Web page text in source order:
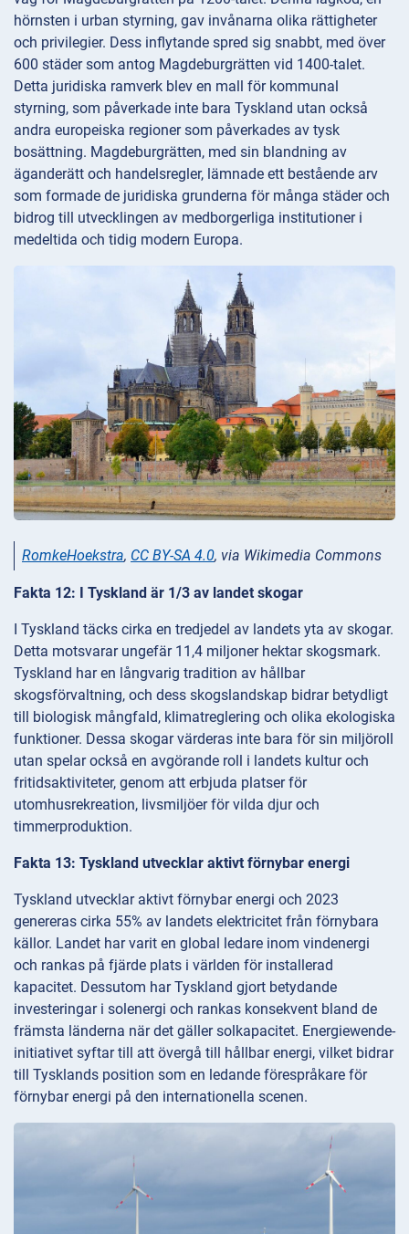
hörnsten i urban styrning, gav invånarna olika rättigheter
och privilegier. Dess inflytande spred sig snabbt, med över
600 städer som antog Magdeburgrätten vid 1400-talet.
Detta juridiska ramverk blev en mall för kommunal
styrning, som påverkade inte bara Tyskland utan också
andra europeiska regioner som påverkades av tysk
bosättning. Magdeburgrätten, med sin blandning av
äganderätt och handelsregler, lämnade ett bestående arv
som formade de juridiska grunderna för många städer och
bidrog till utvecklingen av medborgerliga institutioner i
medeltida och tidig modern Europa.
RomkeHoekstra, CC BY-SA 4.0, via Wikimedia Commons
Fakta 12: I Tyskland är 1/3 av landet skogar
I Tyskland täcks cirka en tredjedel av landets yta av skogar.
Detta motsvarar ungefär 11,4 miljoner hektar skogsmark.
Tyskland har en långvarig tradition av hållbar
skogsförvaltning, och dess skogslandskap bidrar betydligt
till biologisk mångfald, klimatreglering och olika ekologiska
funktioner. Dessa skogar värderas inte bara för sin miljöroll
utan spelar också en avgörande roll i landets kultur och
fritidsaktiviteter, genom att erbjuda platser för
utomhusrekreation, livsmiljöer för vilda djur och
timmerproduktion.
Fakta 13: Tyskland utvecklar aktivt förnybar energi
Tyskland utvecklar aktivt förnybar energi och 2023
genereras cirka 55% av landets elektricitet från förnybara
källor. Landet har varit en global ledare inom vindenergi
och rankas på fjärde plats i världen för installerad
kapacitet. Dessutom har Tyskland gjort betydande
investeringar i solenergi och rankas konsekvent bland de
främsta länderna när det gäller solkapacitet. Energiewende-
initiativet syftar till att övergå till hållbar energi, vilket bidrar
till Tysklands position som en ledande förespråkare för
förnybar energi på den internationella scenen.